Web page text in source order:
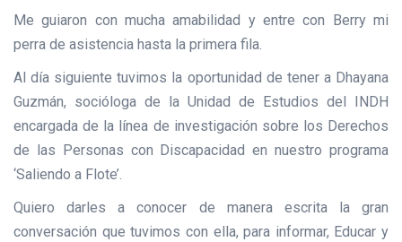
Me guiaron con mucha amabilidad y entre con Berry mi
perra de asistencia hasta la primera fila.
Al día siguiente tuvimos la oportunidad de tener a Dhayana
Guzmán, socióloga de la Unidad de Estudios del INDH
encargada de la línea de investigación sobre los Derechos
de las Personas con Discapacidad en nuestro programa
‘Saliendo a Flote’.
Quiero darles a conocer de manera escrita la gran
conversación que tuvimos con ella, para informar, Educar y